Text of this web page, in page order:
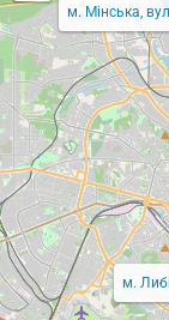
м. Мінська,
м.